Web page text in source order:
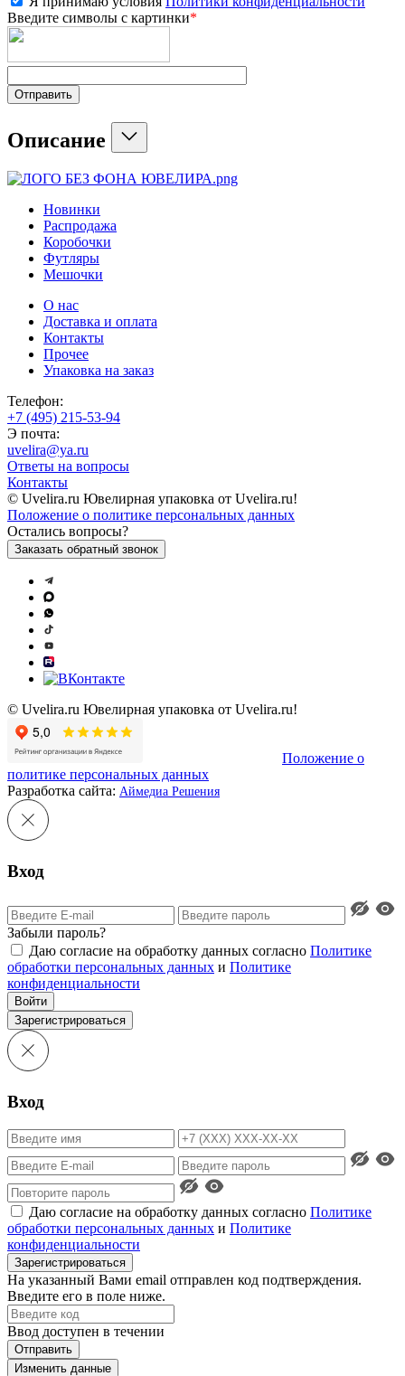
Введите символы с картинки*
Отправить
Описание
Новинки
Распродажа
Коробочки
Футляры
Мешочки
О нас
Доставка и оплата
Контакты
Прочее
Упаковка на заказ
Телефон:
+7 (495) 215-53-94
Э почта:
uvelira@ya.ru
Ответы на вопросы
Контакты
© Uvelira.ru Ювелирная упаковка от Uvelira.ru!
Положение о политике персональных данных
Остались вопросы?
Заказать обратный звонок
© Uvelira.ru Ювелирная упаковка от Uvelira.ru!
Положение о
политике персональных данных
Разработка сайта: Аймедиа Решения
Вход
Забыли пароль?
Даю согласие на обработку данных согласно Политике
обработки персональных данных и Политике
конфиденциальности
Войти
Зарегистрироваться
Вход
Даю согласие на обработку данных согласно Политике
обработки персональных данных и Политике
конфиденциальности
Зарегистрироваться
На указанный Вами email отправлен код подтверждения.
Введите его в поле ниже.
Ввод доступен в течении
Отправить
Изменить данные